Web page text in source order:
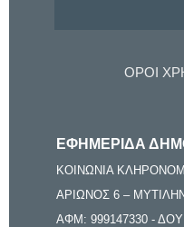
ΟΡΟΙ
ΕΦΗΜΕΡΙΔΑ
ΚΟΙΝΩΝΙΑ
ΑΡΙΩΝΟΣ 6 –
ΑΦΜ: 999147330 -